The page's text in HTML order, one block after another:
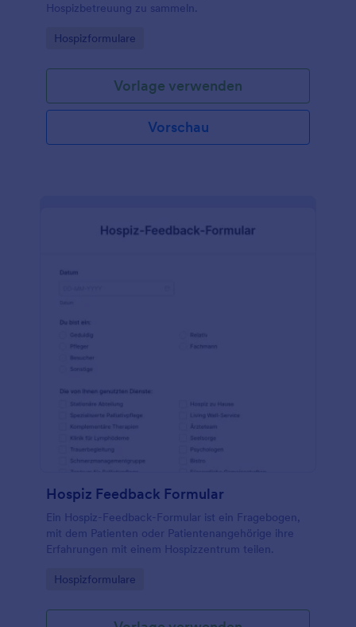
Hospizbetreuung zu sammeln.
Go to Category:
Hospizformulare
Vorlage verwenden
Vorschau
Hospiz Feedback Formular
Ein Hospiz-Feedback-Formular ist ein Fragebogen,
mit dem Patienten oder Patientenangehörige ihre
Erfahrungen mit einem Hospizzentrum teilen.
Go to Category:
Hospizformulare